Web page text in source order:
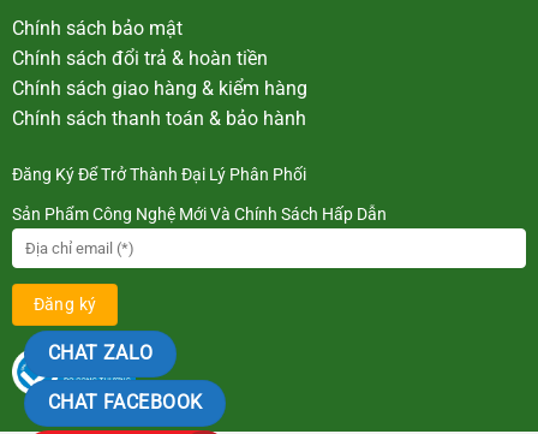
Chính sách bảo mật
Chính sách đổi trả & hoàn tiền
Chính sách giao hàng & kiểm hàng
Chính sách thanh toán & bảo hành
Đăng Ký Để Trở Thành Đại Lý Phân Phối
Sản Phẩm Công Nghệ Mới Và Chính Sách Hấp Dẫn
CHAT ZALO
CHAT FACEBOOK